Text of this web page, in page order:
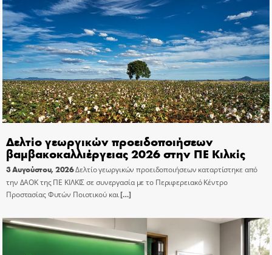
Δελτίο γεωργικών προειδοποιήσεων
βαμβακοκαλλιέργειας 2026 στην ΠΕ Κιλκίς
3 Αυγούστου, 2026Δελτίο γεωργικών προειδοποιήσεων καταρτίστηκε από
την ΔΑΟΚ της ΠΕ ΚΙΛΚΙΣ σε συνεργασία με το Περιφερειακό Κέντρο
Προστασίας Φυτών Ποιοτικού και[…]